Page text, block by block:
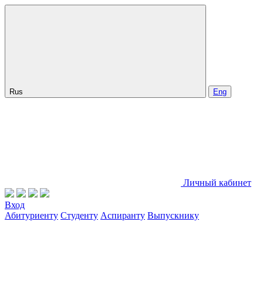
Rus Eng
Личный кабинет
Вход
Абитуриенту Студенту Аспиранту Выпускнику